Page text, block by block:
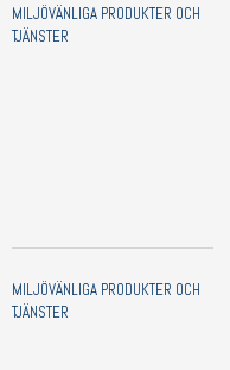
MILJÖVÄNLIGA PRODUKTER OCH
TJÄNSTER
MILJÖVÄNLIGA PRODUKTER OCH
TJÄNSTER